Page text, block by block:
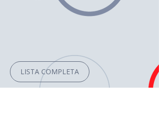
LISTA COMPLETA